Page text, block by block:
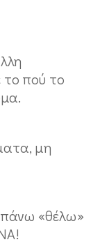
το πού το
μη
«θέλω»